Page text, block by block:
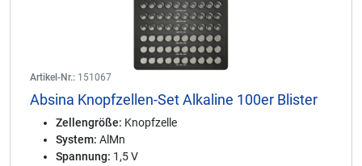
Artikel-Nr.: 151067
Absina Knopfzellen-Set Alkaline 100er Blister
Zellengröße: Knopfzelle
System: AlMn
Spannung: 1,5 V